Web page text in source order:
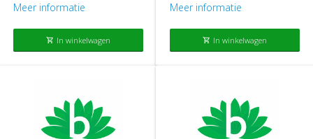
Meer informatie
shopping_cart In winkelwagen
Meer informatie
shopping_cart In winkelwagen